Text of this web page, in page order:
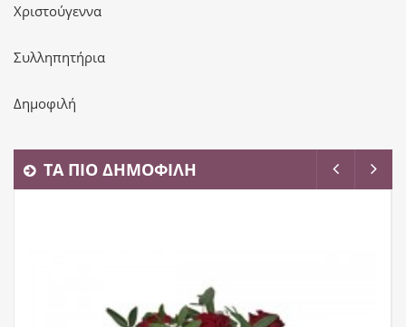
Χριστούγεννα
Συλληπητήρια
Δημοφιλή
ΤΑ ΠΙΟ ΔΗΜΟΦΙΛΗ